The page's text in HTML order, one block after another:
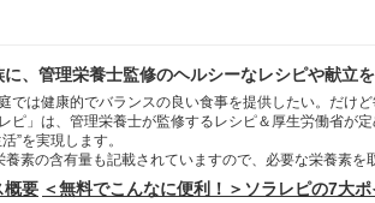
、管理栄養士監修のヘルシーなレシピや献立を
では健康的でバランスの良い食事を提供したい。だけ
ピ」は、管理栄養士が監修するレシピ＆厚生労働省が
”を実現します。
養素の含有量も記載されていますので、必要な栄養素を
要 ＜無料でこんなに便利！＞ソラレピの7大ポ